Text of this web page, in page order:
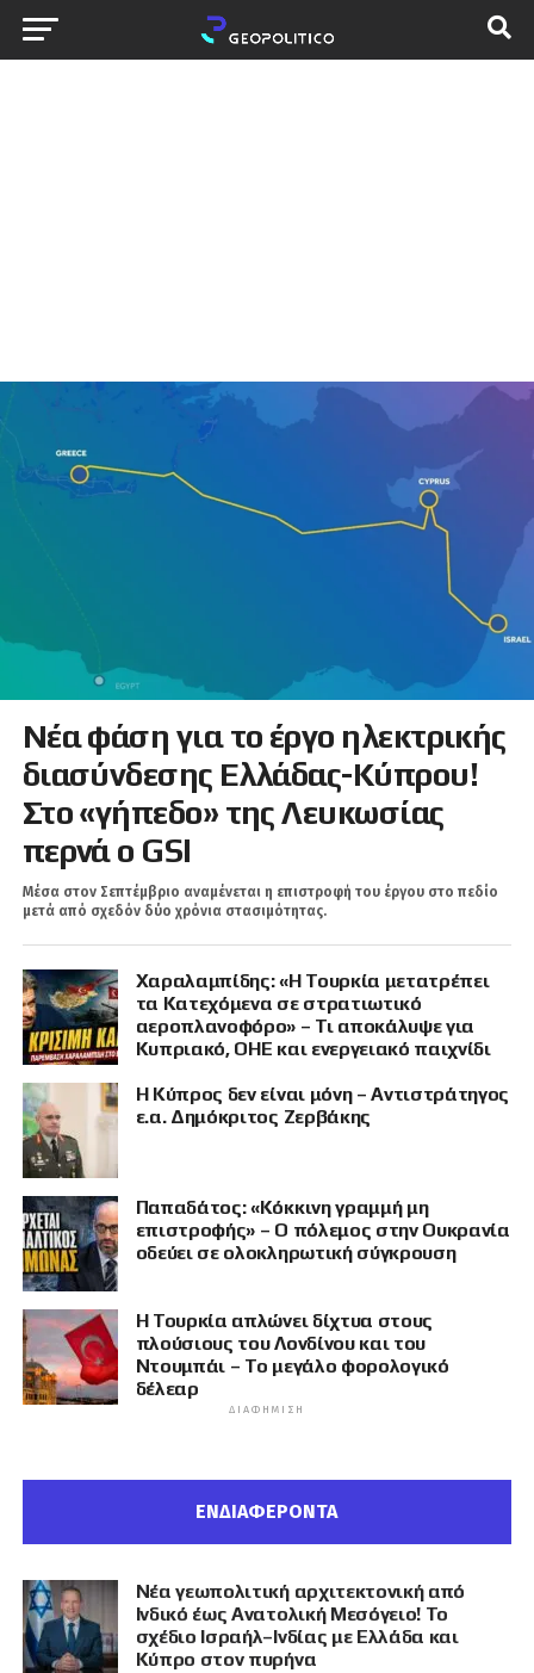
Νέα φάση για το έργο ηλεκτρικής
διασύνδεσης Ελλάδας-Κύπρου!
Στο «γήπεδο» της Λευκωσίας
περνά ο GSI
Μέσα στον Σεπτέμβριο αναμένεται η επιστροφή του έργου στο πεδίο
μετά από σχεδόν δύο χρόνια στασιμότητας.
Χαραλαμπίδης: «Η Τουρκία μετατρέπει
τα Κατεχόμενα σε στρατιωτικό
αεροπλανοφόρο» – Τι αποκάλυψε για
Κυπριακό, ΟΗΕ και ενεργειακό παιχνίδι
Η Κύπρος δεν είναι μόνη – Αντιστράτηγος
ε.α. Δημόκριτος Ζερβάκης
Παπαδάτος: «Κόκκινη γραμμή μη
επιστροφής» – Ο πόλεμος στην Ουκρανία
οδεύει σε ολοκληρωτική σύγκρουση
Η Τουρκία απλώνει δίχτυα στους
πλούσιους του Λονδίνου και του
Ντουμπάι – Το μεγάλο φορολογικό
δέλεαρ
ΔΙΑΦΉΜΙΣΗ
ΕΝΔΙΑΦΕΡΟΝΤΑ
Νέα γεωπολιτική αρχιτεκτονική από
Ινδικό έως Ανατολική Μεσόγειο! Το
σχέδιο Ισραήλ–Ινδίας με Ελλάδα και
Κύπρο στον πυρήνα